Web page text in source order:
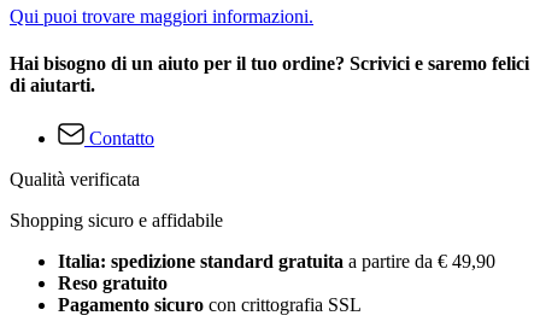
Qui puoi trovare maggiori informazioni.
Hai bisogno di un aiuto per il tuo ordine? Scrivici e saremo felici
di aiutarti.
Contatto
Qualità verificata
Shopping sicuro e affidabile
Italia: spedizione standard gratuita a partire da € 49,90
Reso gratuito
Pagamento sicuro con crittografia SSL